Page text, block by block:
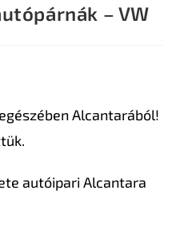
– VW
Alcantarából!
autóipari Alcantara